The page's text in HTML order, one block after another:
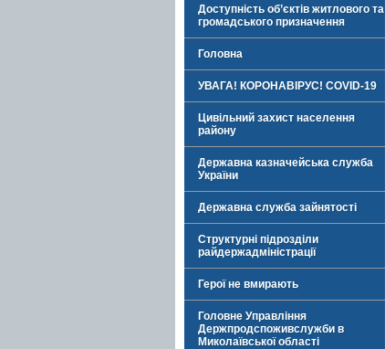
Доступність об’єктів житлового та
громадського призначення
Головна
УВАГА! КОРОНАВІРУС! COVID-19
Цивільний захист населення
району
Державна казначейська служба
України
Державна служба зайнятості
Структурні підрозділи
райдержадміністрації
Герої не вмирають
Головне Управління
Держпродспоживслужби в
Миколаївської області